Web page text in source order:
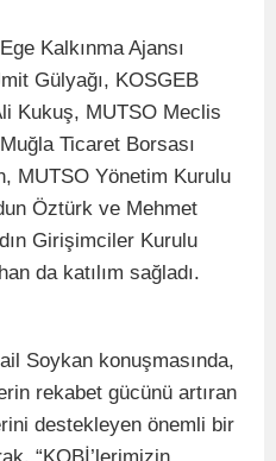
Kalkınma Ajansı
Gülyağı, KOSGEB
Kukuş, MUTSO Meclis
Ticaret Borsası
MUTSO Yönetim Kurulu
Öztürk ve Mehmet
Girişimciler Kurulu
da katılım sağladı.
Soykan konuşmasında,
rekabet gücünü artıran
destekleyen önemli bir